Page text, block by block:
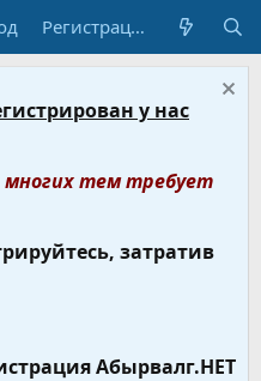
Регистрация
у нас
тем требует
затратив
Абырвалг.НЕТ